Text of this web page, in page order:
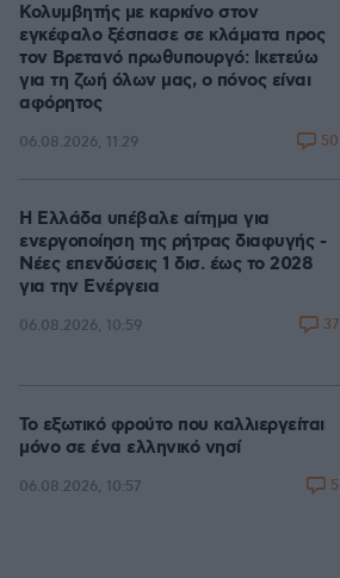
Κολυμβητής με καρκίνο στον
εγκέφαλο ξέσπασε σε κλάματα προς
τον Βρετανό πρωθυπουργό: Ικετεύω
για τη ζωή όλων μας, ο πόνος είναι
αφόρητος
06.08.2026, 11:29 50
Η Ελλάδα υπέβαλε αίτημα για
ενεργοποίηση της ρήτρας διαφυγής -
Νέες επενδύσεις 1 δισ. έως το 2028
για την Ενέργεια
06.08.2026, 10:59 37
Το εξωτικό φρούτο που καλλιεργείται
μόνο σε ένα ελληνικό νησί
06.08.2026, 10:57 5